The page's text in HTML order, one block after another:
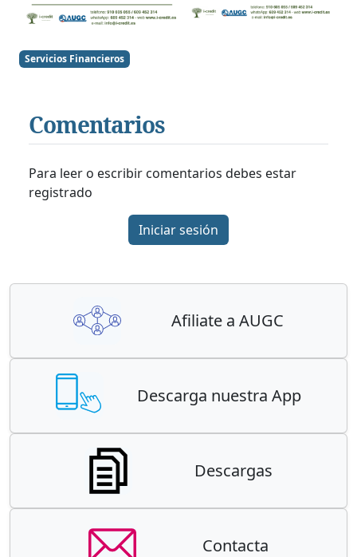
Servicios Financieros
Comentarios
Para leer o escribir comentarios debes estar
registrado
Iniciar sesión
Afiliate a AUGC
Descarga nuestra App
Descargas
Contacta